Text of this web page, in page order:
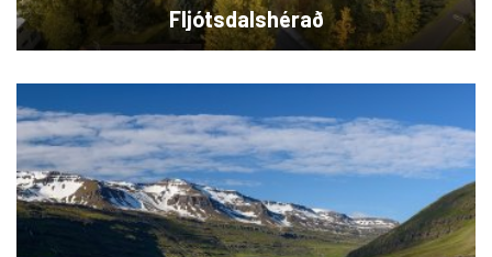
Fljótsdalshérað
fráveitukerfi á nokkrum stöðum á Fljótsdalshéraði.